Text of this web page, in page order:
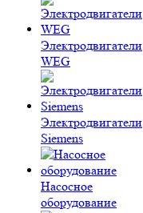
Электродвигатели
WEG
Электродвигатели
Siemens
Насосное
оборудование